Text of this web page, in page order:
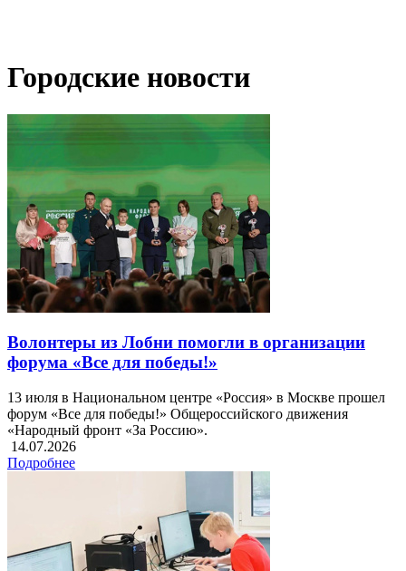
Городские новости
Волонтеры из Лобни помогли в организации
форума «Все для победы!»
13 июля в Национальном центре «Россия» в Москве прошел
форум «Все для победы!» Общероссийского движения
«Народный фронт «За Россию».
14.07.2026
Подробнее